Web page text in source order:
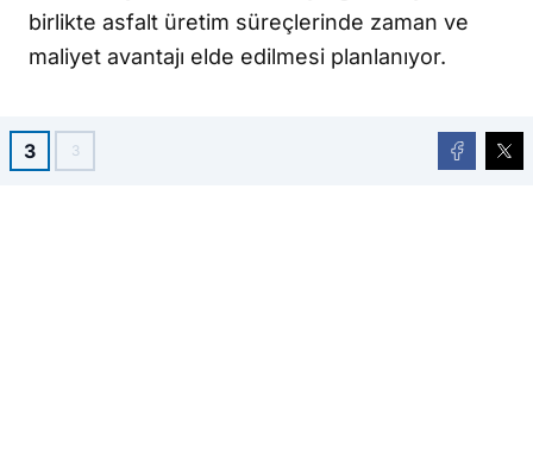
birlikte asfalt üretim süreçlerinde zaman ve
maliyet avantajı elde edilmesi planlanıyor.
3 3